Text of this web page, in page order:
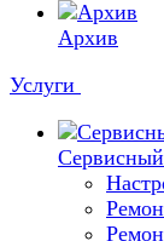
Архив
Услуги